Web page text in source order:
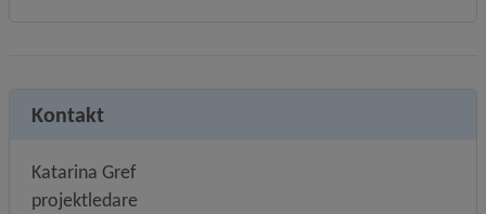
Kontakt
Katarina Gref
projektledare